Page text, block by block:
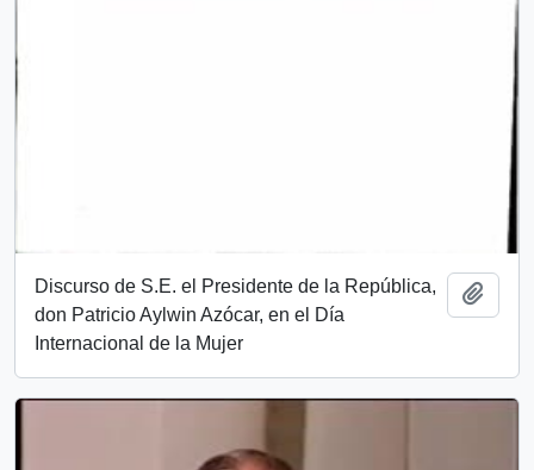
Discurso de S.E. el Presidente de la República,
don Patricio Aylwin Azócar, en el Día
Internacional de la Mujer